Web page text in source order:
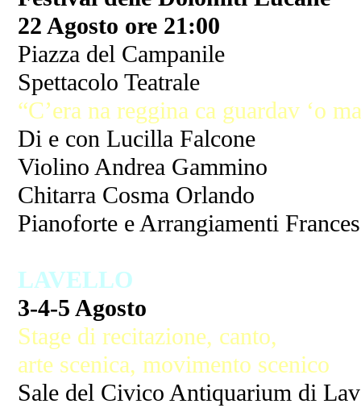
22 Agosto ore 21:00
Piazza del Campanile
Spettacolo Teatrale
“C’era na reggina ca guardav ‘o
Di e con Lucilla Falcone
Violino Andrea Gammino
Chitarra Cosma Orlando
Pianoforte e Arrangiamenti
LAVELLO
3-4-5 Agosto
Stage di recitazione, canto,
arte scenica, movimento scenico
Sale del Civico Antiquarium di